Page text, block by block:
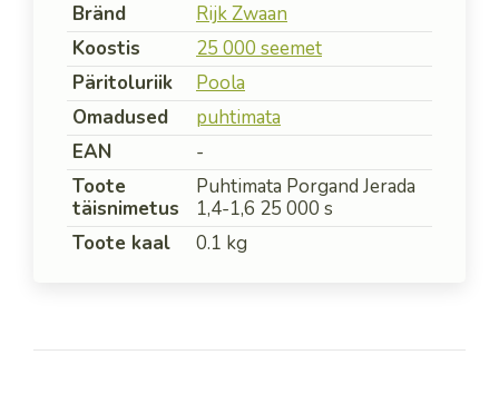
Bränd
Rijk Zwaan
Koostis
25 000 seemet
Päritoluriik
Poola
Omadused
puhtimata
EAN
-
Toote
täisnimetus
Puhtimata Porgand Jerada
1,4-1,6 25 000 s
Toote kaal
0.1 kg